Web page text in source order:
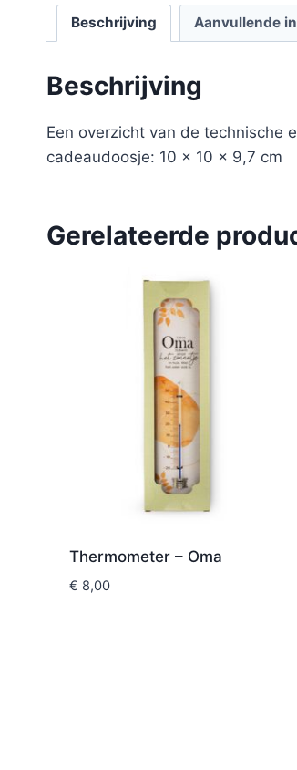
Beschrijving Aanvullende
Beschrijving
Een overzicht van de technische
cadeaudoosje: 10 x 10 x 9,7 cm
Gerelateerde
Thermometer – Oma
€ 8,00